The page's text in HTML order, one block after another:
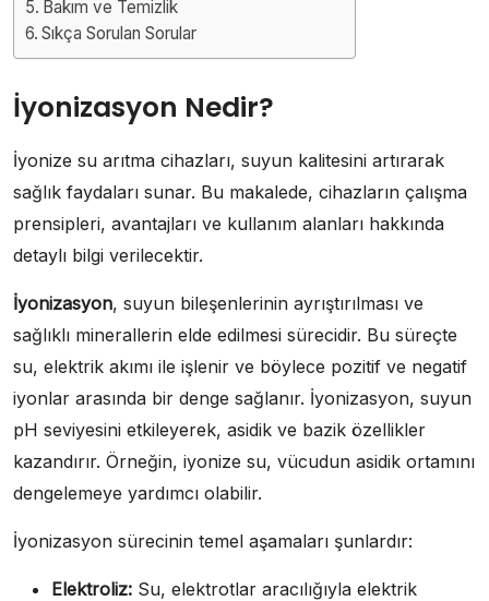
Bakım ve Temizlik
Sıkça Sorulan Sorular
İyonizasyon Nedir?
İyonize su arıtma cihazları, suyun kalitesini artırarak
sağlık faydaları sunar. Bu makalede, cihazların çalışma
prensipleri, avantajları ve kullanım alanları hakkında
detaylı bilgi verilecektir.
İyonizasyon, suyun bileşenlerinin ayrıştırılması ve
sağlıklı minerallerin elde edilmesi sürecidir. Bu süreçte
su, elektrik akımı ile işlenir ve böylece pozitif ve negatif
iyonlar arasında bir denge sağlanır. İyonizasyon, suyun
pH seviyesini etkileyerek, asidik ve bazik özellikler
kazandırır. Örneğin, iyonize su, vücudun asidik ortamını
dengelemeye yardımcı olabilir.
İyonizasyon sürecinin temel aşamaları şunlardır:
Elektroliz: Su, elektrotlar aracılığıyla elektrik